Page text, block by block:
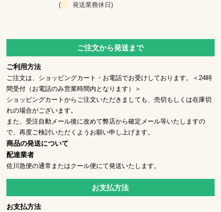
( 発送業務休日)
ご注文から発送まで
ご利用方法
ご注文は、ショッピングカート・お電話でお受けしております。＜24時
間受付（お電話のみ営業時間内となります）＞
ショッピングカートからご注文いただきましても、売切もしくは在庫切
れの場合がございます。
また、受注自動メール後に改めて弊店から確定メール等いたしますの
で、再度ご検討いただくようお願い申し上げます。
商品の発送について
配達業者
佐川急便の通常またはクール便にて発送いたします。
お支払方法
お支払方法